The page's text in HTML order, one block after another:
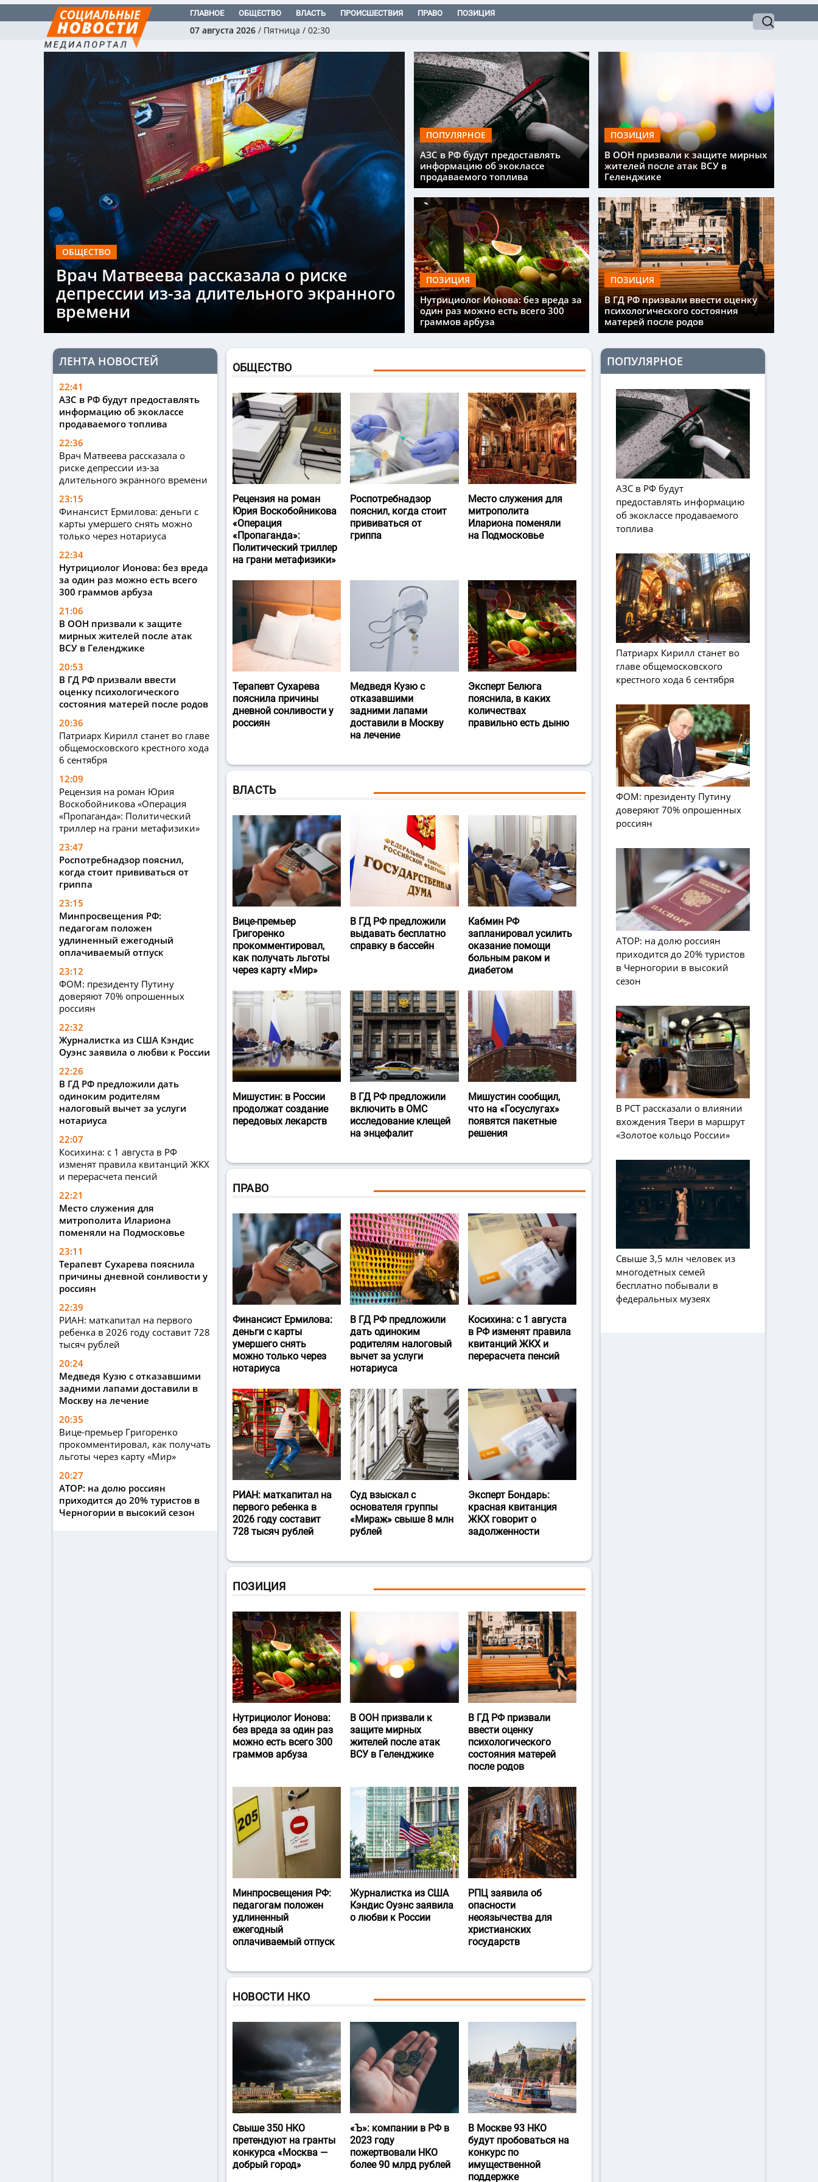
ГЛАВНОЕ ОБЩЕСТВО ВЛАСТЬ ПРОИСШЕСТВИЯ ПРАВО ПОЗИЦИЯ
07 августа 2026 / Пятница / 02:30
ОБЩЕСТВО
Врач Матвеева рассказала о риске
депрессии из-за длительного экранного
времени
ПОПУЛЯРНОЕ
АЗС в РФ будут предоставлять
информацию об экоклассе
продаваемого топлива
ПОЗИЦИЯ
Нутрициолог Ионова: без вреда за
один раз можно есть всего 300
граммов арбуза
ПОЗИЦИЯ
В ООН призвали к защите мирных
жителей после атак ВСУ в
Геленджике
ПОЗИЦИЯ
В ГД РФ призвали ввести оценку
психологического состояния
матерей после родов
ЛЕНТА НОВОСТЕЙ
22:41
АЗС в РФ будут предоставлять
информацию об экоклассе
продаваемого топлива
22:36
Врач Матвеева рассказала о
риске депрессии из-за
длительного экранного времени
23:15
Финансист Ермилова: деньги с
карты умершего снять можно
только через нотариуса
22:34
Нутрициолог Ионова: без вреда
за один раз можно есть всего
300 граммов арбуза
21:06
В ООН призвали к защите
мирных жителей после атак
ВСУ в Геленджике
20:53
В ГД РФ призвали ввести
оценку психологического
состояния матерей после родов
20:36
Патриарх Кирилл станет во главе
общемосковского крестного хода
6 сентября
12:09
Рецензия на роман Юрия
Воскобойникова «Операция
«Пропаганда»: Политический
триллер на грани метафизики»
23:47
Роспотребнадзор пояснил,
когда стоит прививаться от
гриппа
23:15
Минпросвещения РФ:
педагогам положен
удлиненный ежегодный
оплачиваемый отпуск
23:12
ФОМ: президенту Путину
доверяют 70% опрошенных
россиян
22:32
Журналистка из США Кэндис
Оуэнс заявила о любви к России
22:26
В ГД РФ предложили дать
одиноким родителям
налоговый вычет за услуги
нотариуса
22:07
Косихина: с 1 августа в РФ
изменят правила квитанций ЖКХ
и перерасчета пенсий
22:21
Место служения для
митрополита Илариона
поменяли на Подмосковье
23:11
Терапевт Сухарева пояснила
причины дневной сонливости у
россиян
22:39
РИАН: маткапитал на первого
ребенка в 2026 году составит 728
тысяч рублей
20:24
Медведя Кузю с отказавшими
задними лапами доставили в
Москву на лечение
20:35
Вице-премьер Григоренко
прокомментировал, как получать
льготы через карту «Мир»
20:27
АТОР: на долю россиян
приходится до 20% туристов в
Черногории в высокий сезон
ОБЩЕСТВО
Рецензия на роман
Юрия Воскобойникова
«Операция
«Пропаганда»:
Политический триллер
на грани метафизики»
Роспотребнадзор
пояснил, когда стоит
прививаться от
гриппа
Место служения для
митрополита
Илариона поменяли
на Подмосковье
Терапевт Сухарева
пояснила причины
дневной сонливости у
россиян
Медведя Кузю с
отказавшими
задними лапами
доставили в Москву
на лечение
Эксперт Белюга
пояснила, в каких
количествах
правильно есть дыню
ВЛАСТЬ
Вице-премьер
Григоренко
прокомментировал,
как получать льготы
через карту «Мир»
В ГД РФ предложили
выдавать бесплатно
справку в бассейн
Кабмин РФ
запланировал усилить
оказание помощи
больным раком и
диабетом
Мишустин: в России
продолжат создание
передовых лекарств
В ГД РФ предложили
включить в ОМС
исследование клещей
на энцефалит
Мишустин сообщил,
что на «Госуслугах»
появятся пакетные
решения
ПРАВО
Финансист Ермилова:
деньги с карты
умершего снять
можно только через
нотариуса
В ГД РФ предложили
дать одиноким
родителям налоговый
вычет за услуги
нотариуса
Косихина: с 1 августа
в РФ изменят правила
квитанций ЖКХ и
перерасчета пенсий
РИАН: маткапитал на
первого ребенка в
2026 году составит
728 тысяч рублей
Суд взыскал с
основателя группы
«Мираж» свыше 8 млн
рублей
Эксперт Бондарь:
красная квитанция
ЖКХ говорит о
задолженности
ПОЗИЦИЯ
Нутрициолог Ионова:
без вреда за один раз
можно есть всего 300
граммов арбуза
В ООН призвали к
защите мирных
жителей после атак
ВСУ в Геленджике
В ГД РФ призвали
ввести оценку
психологического
состояния матерей
после родов
Минпросвещения РФ:
педагогам положен
удлиненный
ежегодный
оплачиваемый отпуск
Журналистка из США
Кэндис Оуэнс заявила
о любви к России
РПЦ заявила об
опасности
неоязычества для
христианских
государств
НОВОСТИ НКО
Свыше 350 НКО
претендуют на гранты
конкурса «Москва —
добрый город»
«Ъ‎»: компании в РФ в
2023 году
пожертвовали НКО
более 90 млрд рублей
В Москве 93 НКО
будут пробоваться на
конкурс по
имущественной
поддержке
ПОПУЛЯРНОЕ
АЗС в РФ будут
предоставлять информацию
об экоклассе продаваемого
топлива
Патриарх Кирилл станет во
главе общемосковского
крестного хода 6 сентября
ФОМ: президенту Путину
доверяют 70% опрошенных
россиян
АТОР: на долю россиян
приходится до 20% туристов
в Черногории в высокий
сезон
В РСТ рассказали о влиянии
вхождения Твери в маршрут
«Золотое кольцо России»
Свыше 3,5 млн человек из
многодетных семей
бесплатно побывали в
федеральных музеях